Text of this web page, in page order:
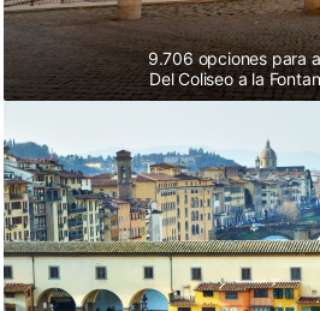
9.706 opciones para
Del Coliseo a la
Florencia